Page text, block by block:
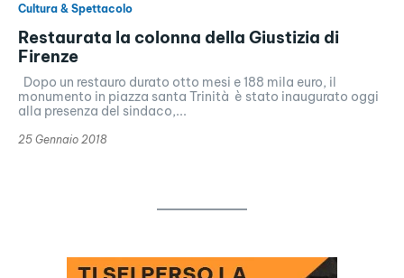
Cultura & Spettacolo
Restaurata la colonna della Giustizia di
Firenze
monumento in piazza santa Trinità è stato inaugurato oggi
alla presenza del sindaco,...
25 Gennaio 2018